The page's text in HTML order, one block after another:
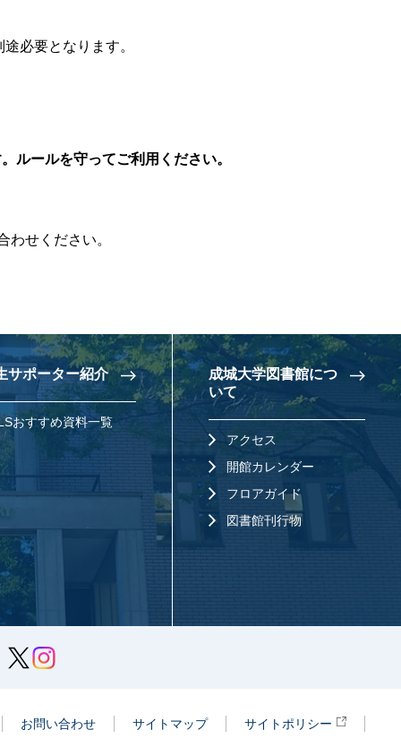
必要となります。
ルールを守ってご利用ください。
せください。
サポーター紹介
おすすめ資料一覧
成城大学図書館につ
いて
アクセス
開館カレンダー
フロアガイド
図書館刊行物
お問い合わせ サイトマップ サイトポリシー